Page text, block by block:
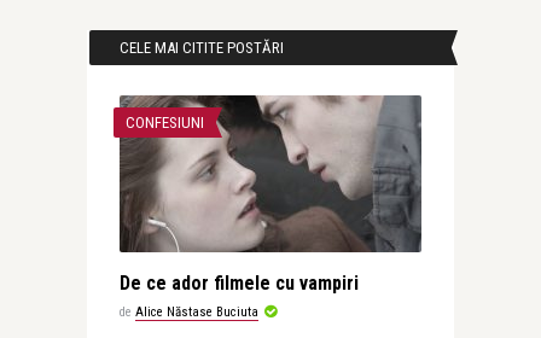
CELE MAI CITITE POSTĂRI
CONFESIUNI
De ce ador filmele cu vampiri
de Alice Năstase Buciuta